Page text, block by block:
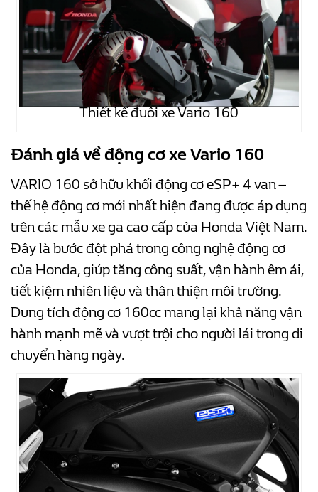
Thiết kế đuôi xe Vario 160
Đánh giá về động cơ xe Vario 160
VARIO 160 sở hữu khối động cơ eSP+ 4 van –
thế hệ động cơ mới nhất hiện đang được áp dụng
trên các mẫu xe ga cao cấp của Honda Việt Nam.
Đây là bước đột phá trong công nghệ động cơ
của Honda, giúp tăng công suất, vận hành êm ái,
tiết kiệm nhiên liệu và thân thiện môi trường.
Dung tích động cơ 160cc mang lại khả năng vận
hành mạnh mẽ và vượt trội cho người lái trong di
chuyển hàng ngày.